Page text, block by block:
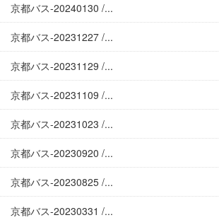
京都バス-20240130 /...
京都バス-20231227 /...
京都バス-20231129 /...
京都バス-20231109 /...
京都バス-20231023 /...
京都バス-20230920 /...
京都バス-20230825 /...
京都バス-20230331 /...